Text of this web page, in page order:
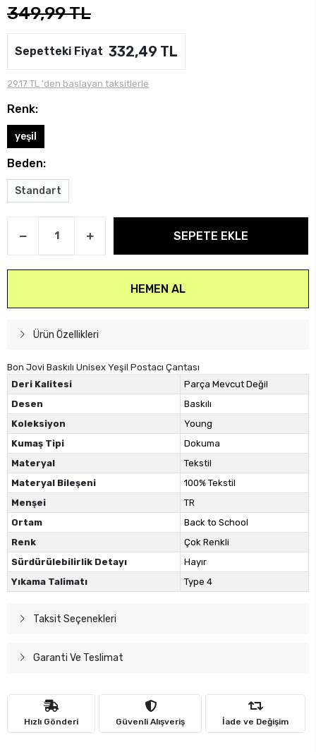
349,99 TL
Sepetteki Fiyat 332,49 TL
29,17 TL 'den başlayan taksitlerle
Renk:
yeşil
Beden:
Standart
SEPETE EKLE
HEMEN AL
Ürün Özellikleri
Bon Jovi Baskılı Unisex Yeşil Postacı Çantası
Deri Kalitesi
Parça Mevcut Değil
Desen
Baskılı
Koleksiyon
Young
Kumaş Tipi
Dokuma
Materyal
Tekstil
Materyal Bileşeni
100% Tekstil
Menşei
TR
Ortam
Back to School
Renk
Çok Renkli
Sürdürülebilirlik Detayı
Hayır
Yıkama Talimatı
Type 4
Taksit Seçenekleri
Garanti Ve Teslimat
Hızlı Gönderi Güvenli Alışveriş İade ve Değişim